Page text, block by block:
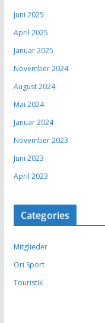
Juni 2025
April 2025
Januar 2025
November 2024
August 2024
Mai 2024
Januar 2024
November 2023
Juni 2023
April 2023
Categories
Mitglieder
Ori Sport
Touristik